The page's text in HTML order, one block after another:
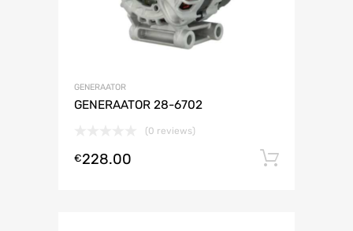
GENERAATOR
GENERAATOR 28-6702
(0 reviews)
€228.00